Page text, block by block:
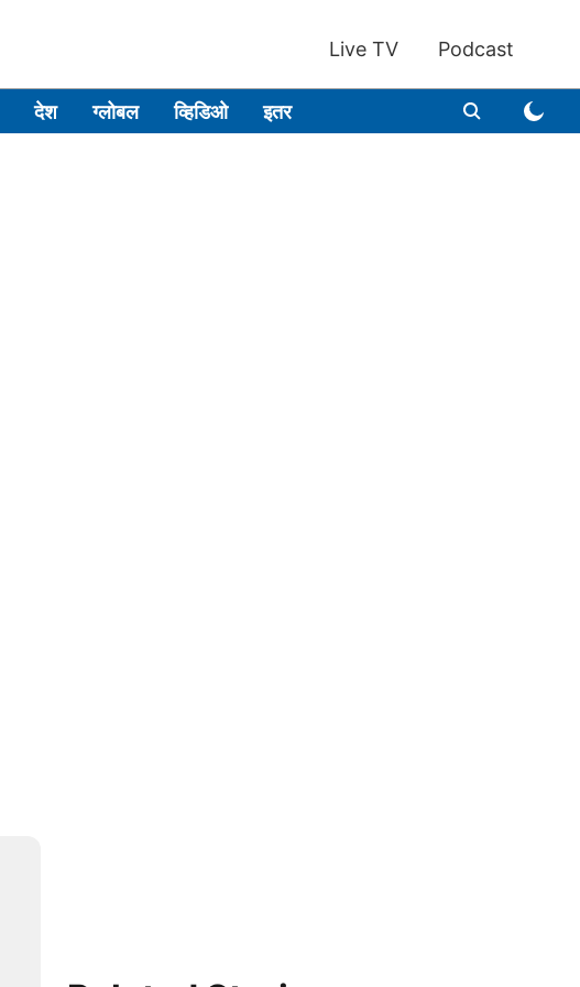
Live TV Podcast
देश ग्लोबल व्हिडिओ इतर